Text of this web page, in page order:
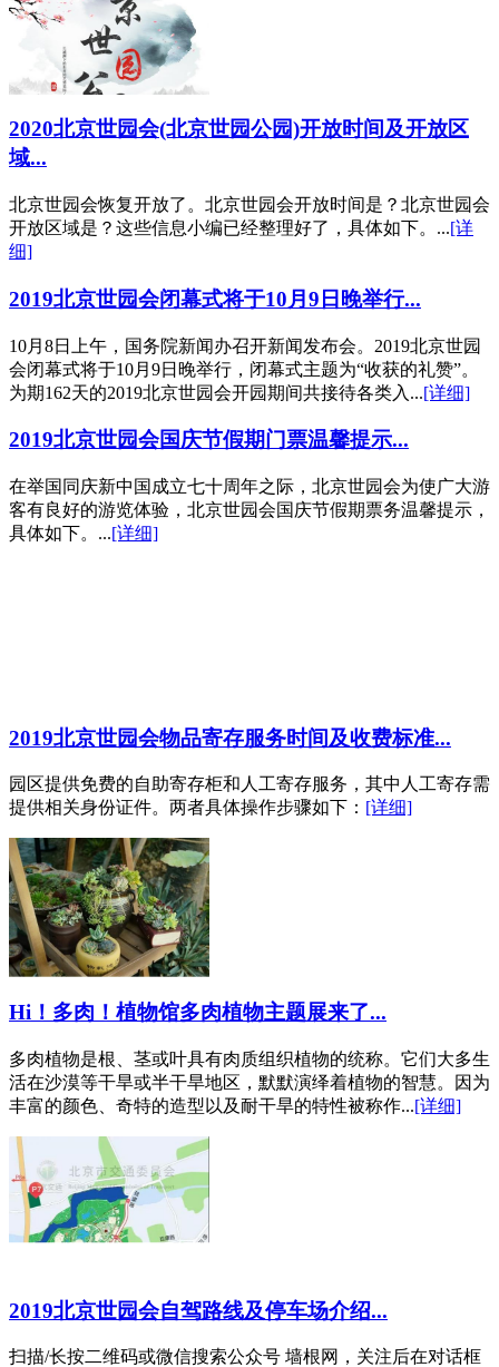
2020北京世园会(北京世园公园)开放时间及开放区
域...
北京世园会恢复开放了。北京世园会开放时间是？北京世园会
开放区域是？这些信息小编已经整理好了，具体如下。...[详
细]
2019北京世园会闭幕式将于10月9日晚举行...
10月8日上午，国务院新闻办召开新闻发布会。2019北京世园
会闭幕式将于10月9日晚举行，闭幕式主题为“收获的礼赞”。
为期162天的2019北京世园会开园期间共接待各类入...[详细]
2019北京世园会国庆节假期门票温馨提示...
在举国同庆新中国成立七十周年之际，北京世园会为使广大游
客有良好的游览体验，北京世园会国庆节假期票务温馨提示，
具体如下。...[详细]
2019北京世园会物品寄存服务时间及收费标准...
园区提供免费的自助寄存柜和人工寄存服务，其中人工寄存需
提供相关身份证件。两者具体操作步骤如下： [详细]
Hi！多肉！植物馆多肉植物主题展来了...
多肉植物是根、茎或叶具有肉质组织植物的统称。它们大多生
活在沙漠等干旱或半干旱地区，默默演绎着植物的智慧。因为
丰富的颜色、奇特的造型以及耐干旱的特性被称作...[详细]
2019北京世园会自驾路线及停车场介绍...
扫描/长按二维码或微信搜索公众号 墙根网，关注后在对话框